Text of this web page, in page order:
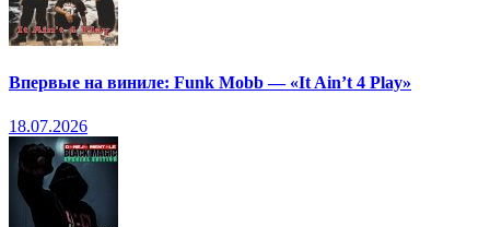
Впервые на виниле: Funk Mobb — «It Ain’t 4 Play»
18.07.2026